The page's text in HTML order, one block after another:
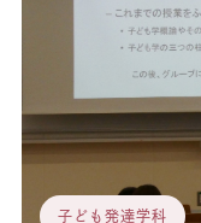
子ども発達学科